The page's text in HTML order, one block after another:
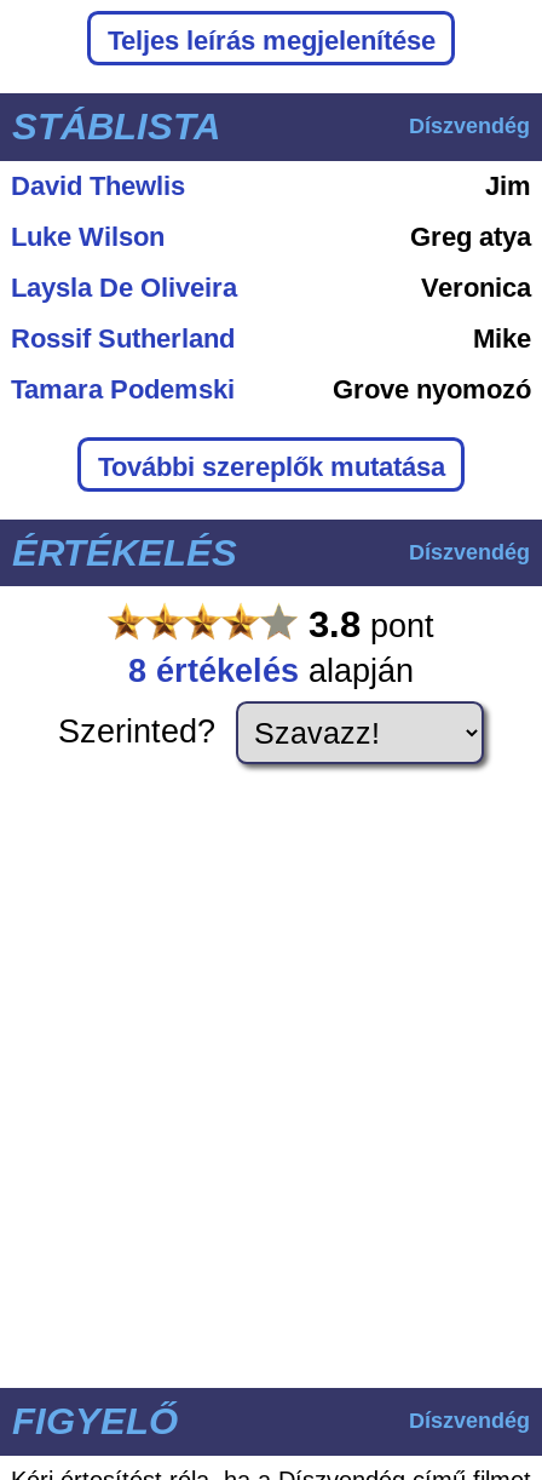
Teljes leírás megjelenítése
STÁBLISTA Díszvendég
David Thewlis
Jim
Luke Wilson
Greg atya
Laysla De Oliveira
Veronica
Rossif Sutherland
Mike
Tamara Podemski
Grove nyomozó
További szereplők mutatása
ÉRTÉKELÉS Díszvendég
3.8 pont
8 értékelés alapján
Szerinted?
FIGYELŐ Díszvendég